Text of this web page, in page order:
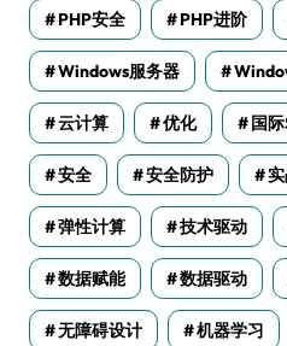
PHP安全 PHP进阶
Windows服务器
云计算 优化 国
安全 安全防护
弹性计算 技术驱动
数据赋能 数据驱动
无障碍设计 机器学习